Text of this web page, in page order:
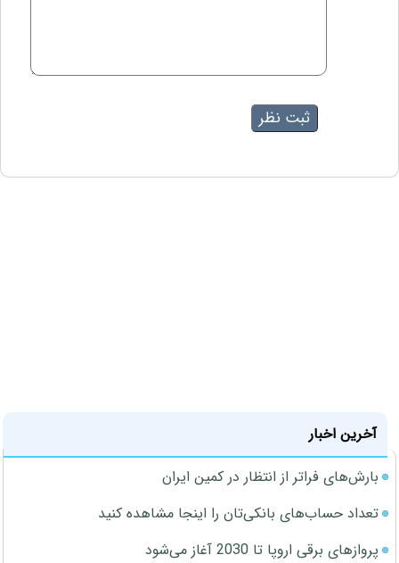
آخرین اخبار
بارش‌های فراتر از انتظار در کمین ایران
تعداد حساب‌های بانکی‌تان را اینجا مشاهده کنید
پروازهای برقی اروپا تا 2030 آغاز می‌شود